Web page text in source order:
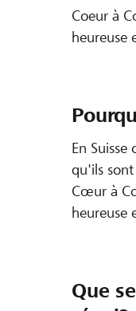
Coeur à
heureuse
En
qu'ils sont
Cœur à
heureuse
Que